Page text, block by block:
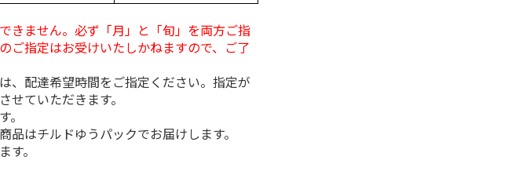
きません。必ず「月」と「旬」を両方ご指
ご指定はお受けいたしかねますので、ご了
、配達希望時間をご指定ください。指定が
せていただきます。
はチルドゆうパックでお届けします。
。